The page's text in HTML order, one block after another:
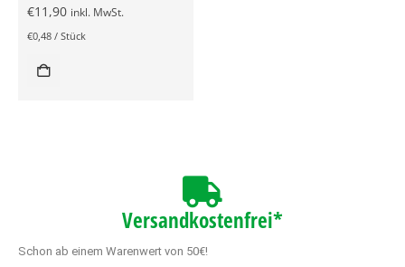
€11,90 inkl. MwSt.
€0,48 / Stück
Versandkostenfrei*
Schon ab einem Warenwert von 50€!